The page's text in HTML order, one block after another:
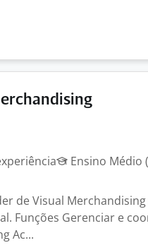
Ensino Médio
de Visual Merchandising
Funções Gerenciar e
Ac...